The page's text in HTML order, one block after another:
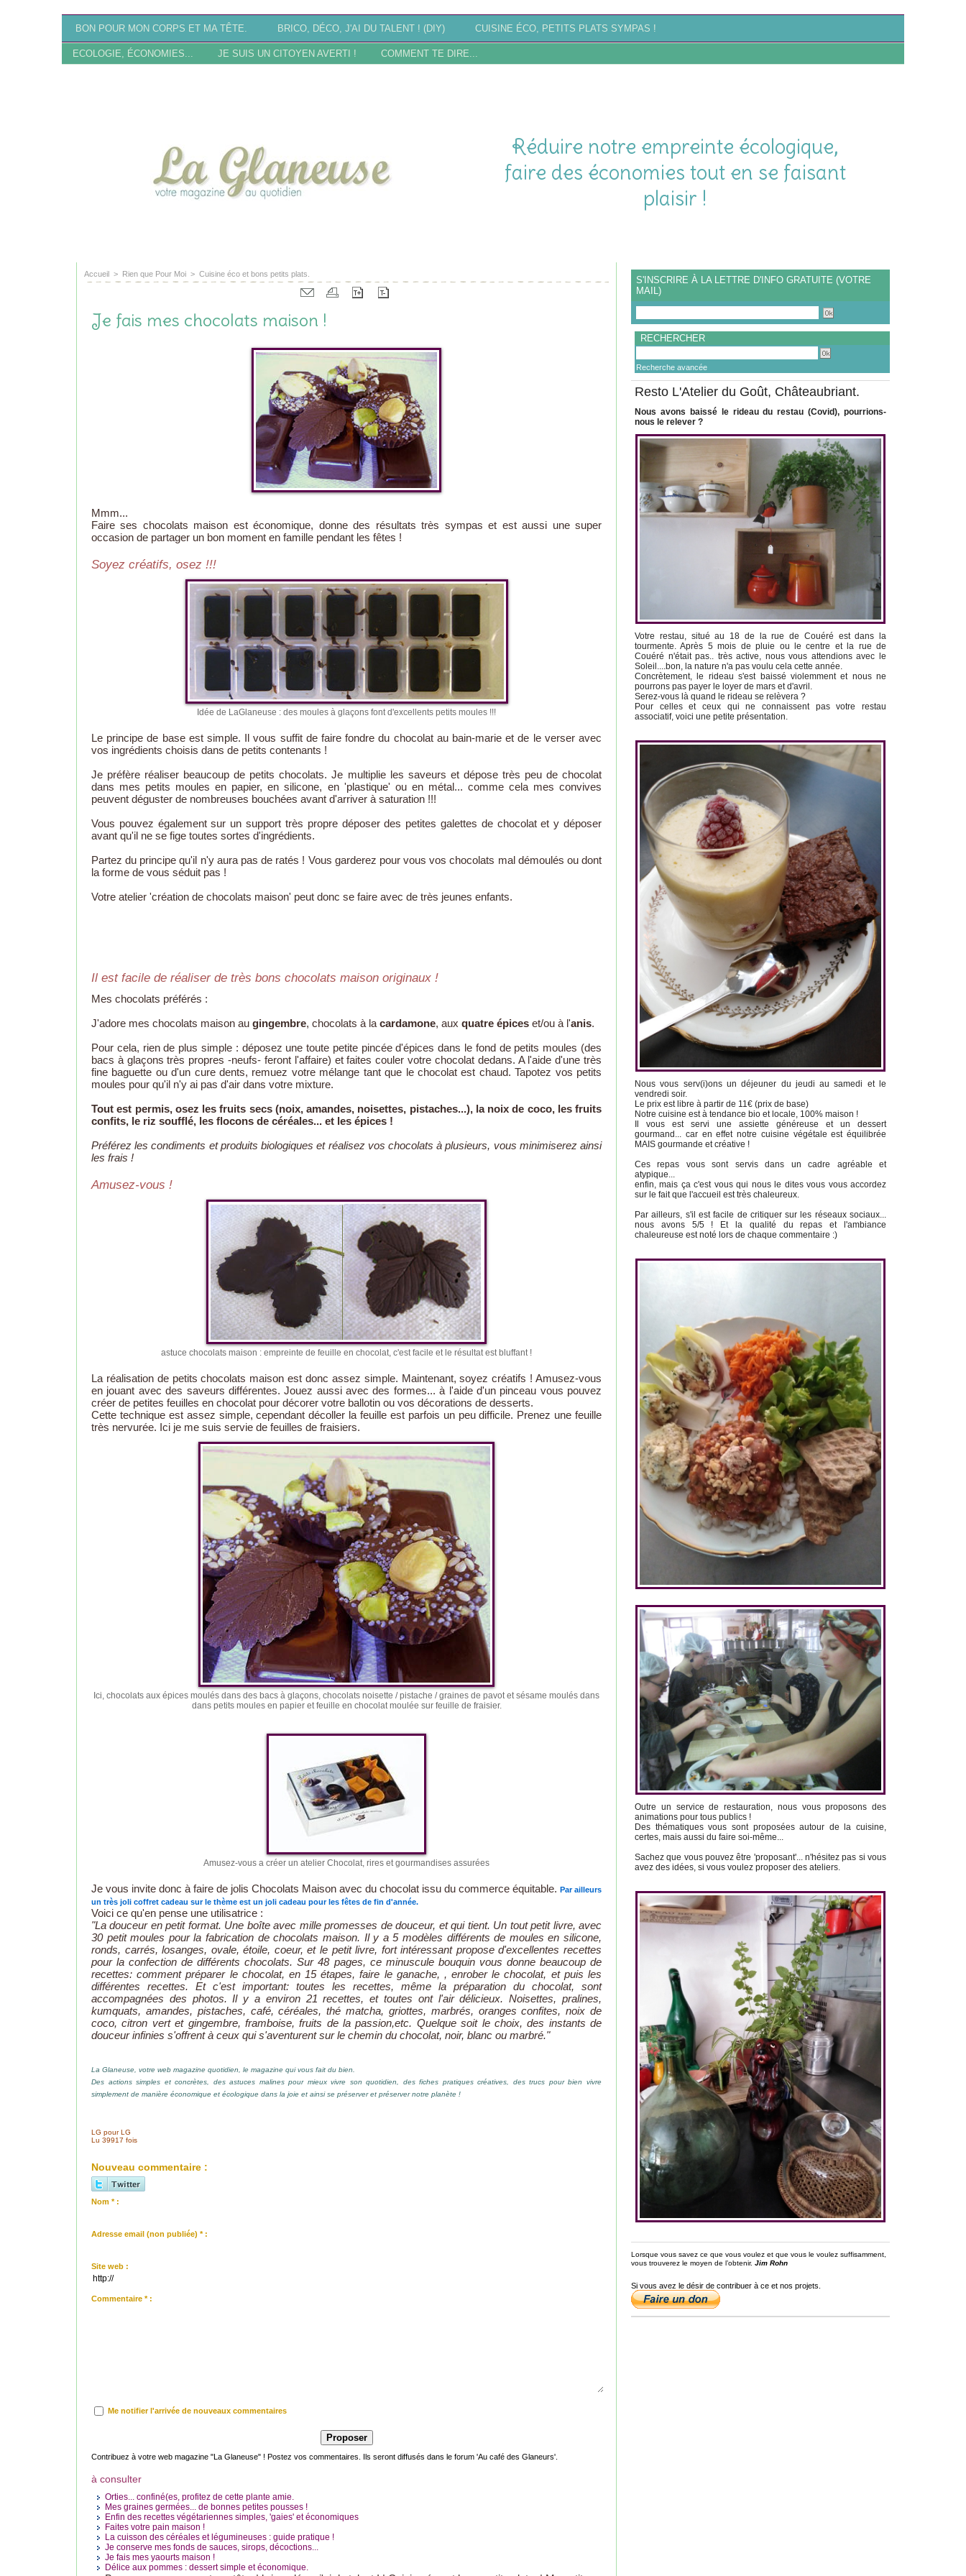
BON POUR MON CORPS ET MA TÊTE. BRICO, DÉCO, J'AI DU TALENT ! (DIY) CUISINE ÉCO, PETITS PLATS SYMPAS !
ECOLOGIE, ÉCONOMIES... JE SUIS UN CITOYEN AVERTI ! COMMENT TE DIRE...
Réduire notre empreinte écologique,
faire des économies tout en se faisant
plaisir !
Accueil > Rien que Pour Moi > Cuisine éco et bons petits plats.
Je fais mes chocolats maison !
Mmm...
Faire ses chocolats maison est économique, donne des résultats très sympas et est aussi une super
occasion de partager un bon moment en famille pendant les fêtes !
Soyez créatifs, osez !!!
Idée de LaGlaneuse : des moules à glaçons font d'excellents petits moules !!!
Le principe de base est simple. Il vous suffit de faire fondre du chocolat au bain-marie et de le verser avec
vos ingrédients choisis dans de petits contenants !
Je préfère réaliser beaucoup de petits chocolats. Je multiplie les saveurs et dépose très peu de chocolat
dans mes petits moules en papier, en silicone, en 'plastique' ou en métal... comme cela mes convives
peuvent déguster de nombreuses bouchées avant d'arriver à saturation !!!
Vous pouvez également sur un support très propre déposer des petites galettes de chocolat et y déposer
avant qu'il ne se fige toutes sortes d'ingrédients.
Partez du principe qu'il n'y aura pas de ratés ! Vous garderez pour vous vos chocolats mal démoulés ou dont
la forme de vous séduit pas !
Votre atelier 'création de chocolats maison' peut donc se faire avec de très jeunes enfants.
Il est facile de réaliser de très bons chocolats maison originaux !
Mes chocolats préférés :
J'adore mes chocolats maison au gingembre, chocolats à la cardamone, aux quatre épices et/ou à l'anis.
Pour cela, rien de plus simple : déposez une toute petite pincée d'épices dans le fond de petits moules (des
bacs à glaçons très propres -neufs- feront l'affaire) et faites couler votre chocolat dedans. A l'aide d'une très
fine baguette ou d'un cure dents, remuez votre mélange tant que le chocolat est chaud. Tapotez vos petits
moules pour qu'il n'y ai pas d'air dans votre mixture.
Tout est permis, osez les fruits secs (noix, amandes, noisettes, pistaches...), la noix de coco, les fruits
confits, le riz soufflé, les flocons de céréales... et les épices !
Préférez les condiments et produits biologiques et réalisez vos chocolats à plusieurs, vous minimiserez ainsi
les frais !
Amusez-vous !
astuce chocolats maison : empreinte de feuille en chocolat, c'est facile et le résultat est bluffant !
La réalisation de petits chocolats maison est donc assez simple. Maintenant, soyez créatifs ! Amusez-vous
en jouant avec des saveurs différentes. Jouez aussi avec des formes... à l'aide d'un pinceau vous pouvez
créer de petites feuilles en chocolat pour décorer votre ballotin ou vos décorations de desserts.
Cette technique est assez simple, cependant décoller la feuille est parfois un peu difficile. Prenez une feuille
très nervurée. Ici je me suis servie de feuilles de fraisiers.
Ici, chocolats aux épices moulés dans des bacs à glaçons, chocolats noisette / pistache / graines de pavot et sésame moulés dans
dans petits moules en papier et feuille en chocolat moulée sur feuille de fraisier.
Amusez-vous a créer un atelier Chocolat, rires et gourmandises assurées
Je vous invite donc à faire de jolis Chocolats Maison avec du chocolat issu du commerce équitable. Par ailleurs
un très joli coffret cadeau sur le thème est un joli cadeau pour les fêtes de fin d'année.
Voici ce qu'en pense une utilisatrice :
"La douceur en petit format. Une boîte avec mille promesses de douceur, et qui tient. Un tout petit livre, avec
30 petit moules pour la fabrication de chocolats maison. Il y a 5 modèles différents de moules en silicone,
ronds, carrés, losanges, ovale, étoile, coeur, et le petit livre, fort intéressant propose d'excellentes recettes
pour la confection de différents chocolats. Sur 48 pages, ce minuscule bouquin vous donne beaucoup de
recettes: comment préparer le chocolat, en 15 étapes, faire le ganache, , enrober le chocolat, et puis les
différentes recettes. Et c'est important: toutes les recettes, même la préparation du chocolat, sont
accompagnées des photos. Il y a environ 21 recettes, et toutes ont l'air délicieux. Noisettes, pralines,
kumquats, amandes, pistaches, café, céréales, thé matcha, griottes, marbrés, oranges confites, noix de
coco, citron vert et gingembre, framboise, fruits de la passion,etc. Quelque soit le choix, des instants de
douceur infinies s'offrent à ceux qui s'aventurent sur le chemin du chocolat, noir, blanc ou marbré."
La Glaneuse, votre web magazine quotidien, le magazine qui vous fait du bien.
Des actions simples et concrètes, des astuces malines pour mieux vivre son quotidien, des fiches pratiques créatives, des trucs pour bien vivre
simplement de manière économique et écologique dans la joie et ainsi se préserver et préserver notre planète !
LG pour LG
Lu 39917 fois
Nouveau commentaire :
Nom * :
Adresse email (non publiée) * :
Site web :
Commentaire * :
Me notifier l'arrivée de nouveaux commentaires
Contribuez à votre web magazine "La Glaneuse" ! Postez vos commentaires. Ils seront diffusés dans le forum 'Au café des Glaneurs'.
à consulter
Orties... confiné(es, profitez de cette plante amie.
Mes graines germées... de bonnes petites pousses !
Enfin des recettes végétariennes simples, 'gaies' et économiques
Faites votre pain maison !
La cuisson des céréales et légumineuses : guide pratique !
Je conserve mes fonds de sauces, sirops, décoctions...
Je fais mes yaourts maison !
Délice aux pommes : dessert simple et économique.
S'INSCRIRE À LA LETTRE D'INFO GRATUITE (VOTRE
MAIL)
RECHERCHER
Recherche avancée
Resto L'Atelier du Goût, Châteaubriant.
Nous avons baissé le rideau du restau (Covid), pourrions-
nous le relever ?
Votre restau, situé au 18 de la rue de Couéré est dans la
tourmente. Après 5 mois de pluie ou le centre et la rue de
Couéré n'était pas.. très active, nous vous attendions avec le
Soleil....bon, la nature n'a pas voulu cela cette année.
Concrètement, le rideau s'est baissé violemment et nous ne
pourrons pas payer le loyer de mars et d'avril.
Serez-vous là quand le rideau se relèvera ?
Pour celles et ceux qui ne connaissent pas votre restau
associatif, voici une petite présentation.
Nous vous serv(i)ons un déjeuner du jeudi au samedi et le
vendredi soir.
Le prix est libre à partir de 11€ (prix de base)
Notre cuisine est à tendance bio et locale, 100% maison !
Il vous est servi une assiette généreuse et un dessert
gourmand... car en effet notre cuisine végétale est équilibrée
MAIS gourmande et créative !
Ces repas vous sont servis dans un cadre agréable et
atypique...
enfin, mais ça c'est vous qui nous le dites vous vous accordez
sur le fait que l'accueil est très chaleureux.
Par ailleurs, s'il est facile de critiquer sur les réseaux sociaux...
nous avons 5/5 ! Et la qualité du repas et l'ambiance
chaleureuse est noté lors de chaque commentaire :)
Outre un service de restauration, nous vous proposons des
animations pour tous publics !
Des thématiques vous sont proposées autour de la cuisine,
certes, mais aussi du faire soi-même...
Sachez que vous pouvez être 'proposant'... n'hésitez pas si vous
avez des idées, si vous voulez proposer des ateliers.
Lorsque vous savez ce que vous voulez et que vous le voulez suffisamment,
vous trouverez le moyen de l’obtenir. Jim Rohn
Si vous avez le désir de contribuer à ce et nos projets.